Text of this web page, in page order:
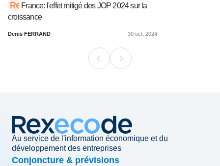
France: l'effet mitigé des JOP 2024 sur la
croissance
Denis FERRAND 30 oct. 2024
Au service de l'information économique et du
développement des entreprises
Conjoncture & prévisions